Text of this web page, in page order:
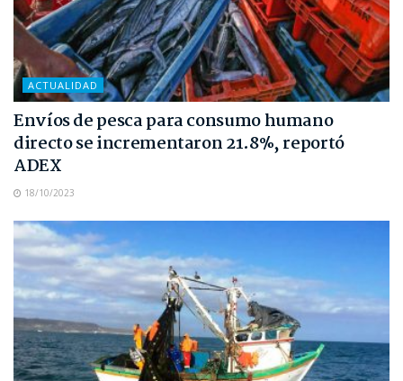
ACTUALIDAD
Envíos de pesca para consumo humano
directo se incrementaron 21.8%, reportó
ADEX
18/10/2023